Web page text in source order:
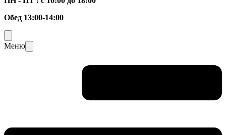
Обед 13:00-14:00
Меню